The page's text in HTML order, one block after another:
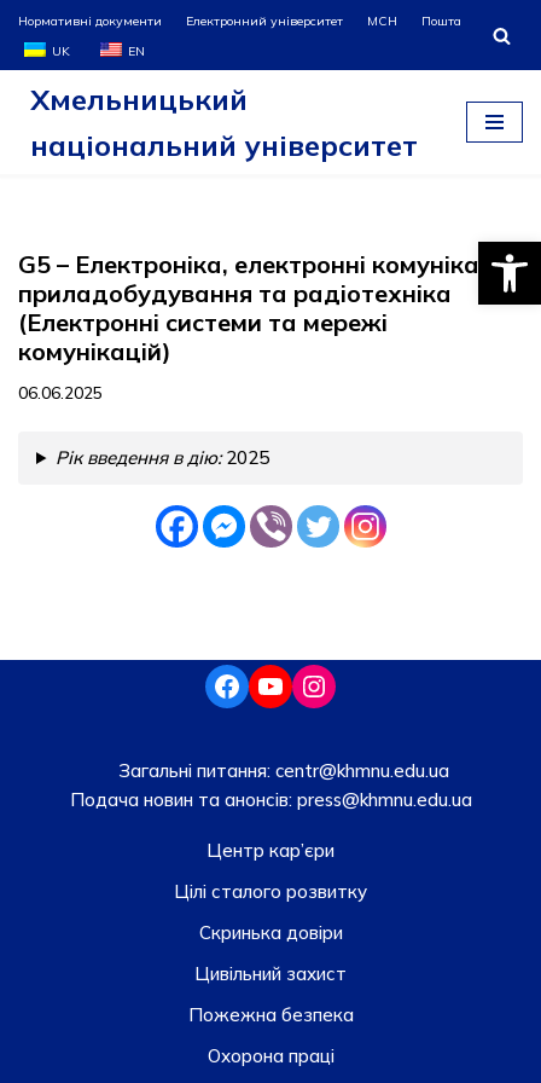
Перейти
до
Нормативні документи Електронний університет МСН
Пошта
UK
EN
Хмельницький
національний університет
G5 – Електроніка, електронні комунікації,
приладобудування та радіотехніка
(Електронні системи та мережі
комунікацій)
06.06.2025
Рік введення в дію:2025
Загальні питання: centr@khmnu.edu.ua
Подача новин та анонсів:press@khmnu.edu.ua
Центр кар’єри
Цілі сталого розвитку
Скринька довiри
Цивільний захист
Пожежна безпека
Охорона праці